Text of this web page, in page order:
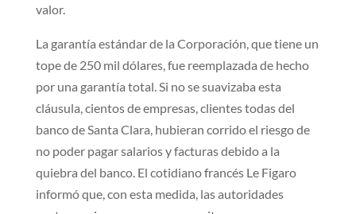
valor.
La garantía estándar de la Corporación, que tiene un
tope de 250 mil dólares, fue reemplazada de hecho
por una garantía total. Si no se suavizaba esta
cláusula, cientos de empresas, clientes todas del
banco de Santa Clara, hubieran corrido el riesgo de
no poder pagar salarios y facturas debido a la
quiebra del banco. El cotidiano francés Le Figaro
informó que, con esta medida, las autoridades